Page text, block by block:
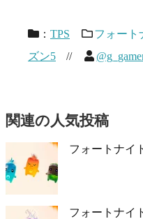
： TPS フォート
ズン5
//
関連の人気投稿
フォートナイ
フォートナイ